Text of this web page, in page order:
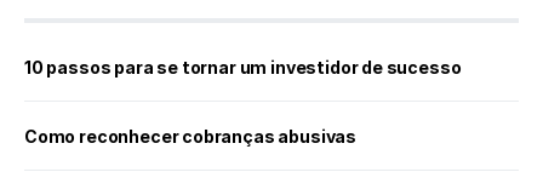
10 passos para se tornar um investidor de sucesso
Como reconhecer cobranças abusivas